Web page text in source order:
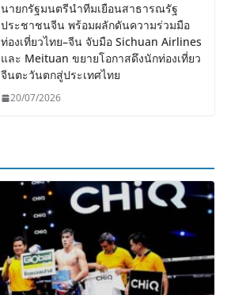
นายกรัฐมนตรีนำทีมเยือนสาธารณรัฐ
ประชาชนจีน พร้อมผลักดันความร่วมมือ
ท่องเที่ยวไทย–จีน จับมือ Sichuan Airlines
และ Meituan ขยายโอกาสดึงนักท่องเที่ยว
จีนตะวันตกสู่ประเทศไทย
20/07/2026